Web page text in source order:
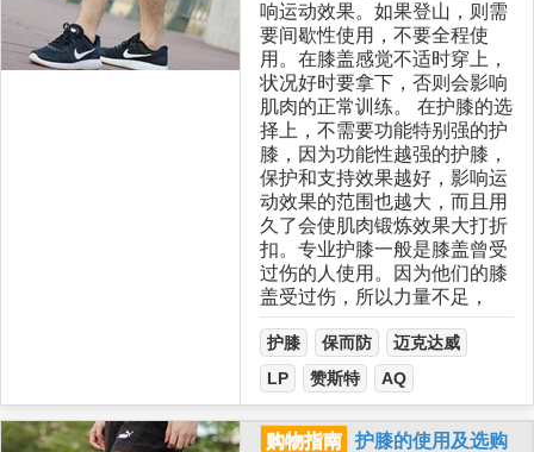
响运动效果。如果登山，则需
要间歇性使用，不要全程使
用。在膝盖感觉不适时穿上，
状况好时要拿下，否则会影响
肌肉的正常训练。 在护膝的选
择上，不需要功能特别强的护
膝，因为功能性越强的护膝，
保护和支持效果越好，影响运
动效果的范围也越大，而且用
久了会使肌肉锻炼效果大打折
扣。专业护膝一般是膝盖曾受
过伤的人使用。因为他们的膝
盖受过伤，所以力量不足，
护膝 保而防
迈克达威
LP
赞斯特 AQ
购物指南
护膝的使用及选购